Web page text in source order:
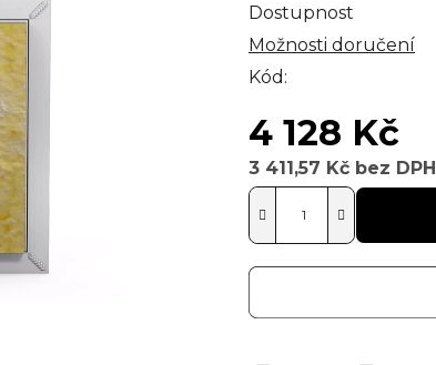
Dostupnost
Možnosti doručení
Kód:
4 128 Kč
3 411,57 Kč bez DPH